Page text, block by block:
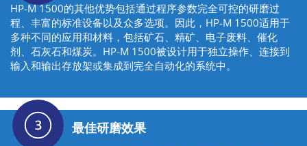
HP-M 1500的其他优势包括通过程序参数完全可控的研磨过
程、丰富的标准设备以及众多选项。因此，HP-M 1500适用于
多种不同的应用和材料，包括矿石、精矿、电子废料、催化
剂、石灰石和煤炭。HP-M 1500被设计用于独立操作、连接到
输入和输出存放架或集成到完全自动化的系统中。
最佳研磨效果